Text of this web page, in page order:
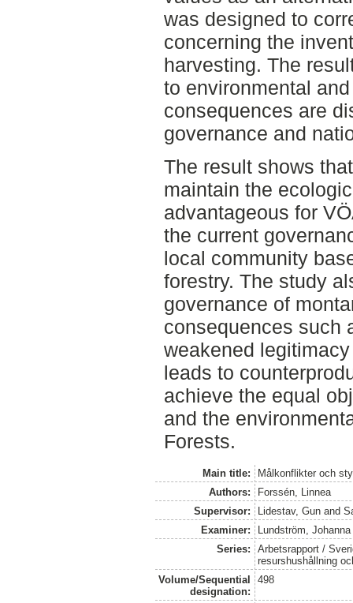
was designed to
concerning the
harvesting. The
to environmental
consequences are
governance and
The result shows
maintain the
advantageous for
the current
local community
forestry. The study
governance of
consequences such
weakened
leads to
achieve the equal
and the
Forests.
Main title:
Målkonflikter och
Authors:
Forssén, Linnea
Supervisor:
Lidestav, Gun and
Examiner:
Lundström, Johanna
Series:
Arbetsrapport /
resurshushållning
Volume/Sequential
designation:
498